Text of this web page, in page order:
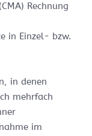
Rechnung
in Einzel- bzw.
in denen
mehrfach
im